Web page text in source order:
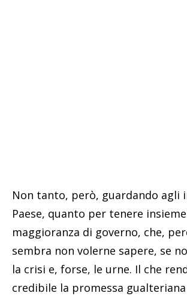
Non tanto, però, guardando agli
Paese, quanto per tenere
maggioranza di governo, che,
sembra non volerne sapere, se
la crisi e, forse, le urne. Il che
credibile la promessa